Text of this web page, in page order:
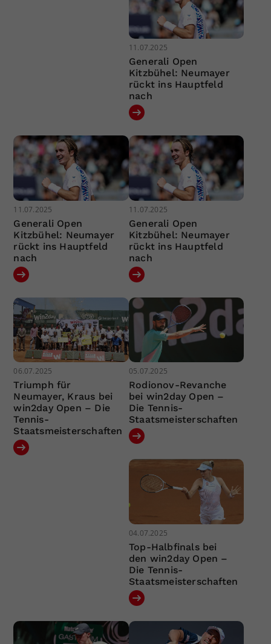
11.07.2025
Generali Open
Kitzbühel: Neumayer
rückt ins Hauptfeld
nach
11.07.2025
Generali Open
Kitzbühel: Neumayer
rückt ins Hauptfeld
nach
11.07.2025
Generali Open
Kitzbühel: Neumayer
rückt ins Hauptfeld
nach
06.07.2025
Triumph für
Neumayer, Kraus bei
win2day Open – Die
Tennis-
Staatsmeisterschaften
05.07.2025
Rodionov-Revanche
bei win2day Open –
Die Tennis-
Staatsmeisterschaften
04.07.2025
Top-Halbfinals bei
den win2day Open –
Die Tennis-
Staatsmeisterschaften